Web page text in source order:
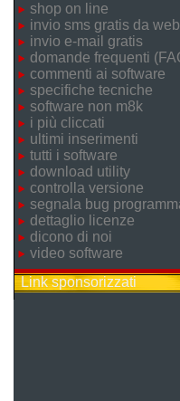
shop on line
invio sms gratis da web
invio e-mail gratis
domande frequenti
commenti ai software
specifiche tecniche
software non m8k
i più cliccati
ultimi inserimenti
tutti i software
download utility
controlla versione
segnala bug
dettaglio licenze
dicono di noi
video software
Link sponsorizzati